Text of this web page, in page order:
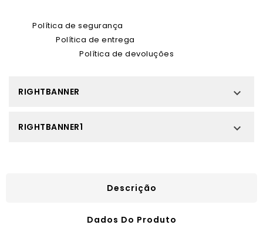
Política de segurança
Política de entrega
Política de devoluções
RIGHTBANNER 
RIGHTBANNER1 
Descrição
Dados Do Produto